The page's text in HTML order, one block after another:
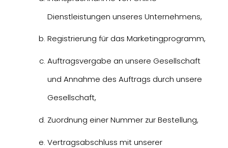
Dienstleistungen unseres Unternehmens,
Registrierung für das Marketingprogramm,
Auftragsvergabe an unsere Gesellschaft
und Annahme des Auftrags durch unsere
Gesellschaft,
Zuordnung einer Nummer zur Bestellung,
Vertragsabschluss mit unserer